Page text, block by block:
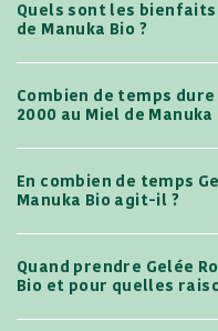
Quels sont les bienfaits
de Manuka Bio ?
Combien de temps
2000 au Miel de Manuka
En combien de temps
Manuka Bio agit-il ?
Quand prendre Gelée
Bio et pour quelles